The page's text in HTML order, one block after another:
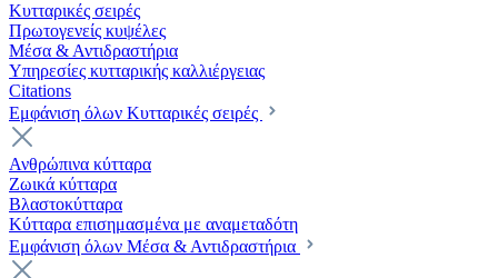
Κυτταρικές σειρές
Πρωτογενείς κυψέλες
Μέσα & Αντιδραστήρια
Υπηρεσίες κυτταρικής καλλιέργειας
Citations
Εμφάνιση όλων Κυτταρικές σειρές
Ανθρώπινα κύτταρα
Ζωικά κύτταρα
Βλαστοκύτταρα
Κύτταρα επισημασμένα με αναμεταδότη
Εμφάνιση όλων Μέσα & Αντιδραστήρια